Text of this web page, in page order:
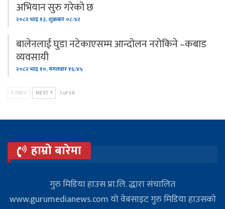
अभियान सुरु गरेको छ
२०८२ भाद्र १३, शुक्रबार ०८:४२
बालेनलाई घुडा नटेकाएसम्म आन्दोलन नरोकिने –कबाड
व्यवसायी
२०८२ भाद्र १०, मंगलवार १६:४५
PREV NEXT 1 of 58
हाम्रो बारेमा
गुरु मिडिया हाउस प्रा.लि. द्धारा संचालित
www.gurumedianews.com यो वेबसाइट गुरु मिडिया हाउसकाे